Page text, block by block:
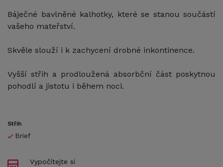
Báječné bavlněné kalhotky, které se stanou součástí
vašeho mateřství.
Skvěle slouží i k zachycení drobné inkontinence.
Vyšší střih a prodloužená absorbční část poskytnou
pohodlí a jistotu i během noci.
Střih
Brief
Vypočítejte si